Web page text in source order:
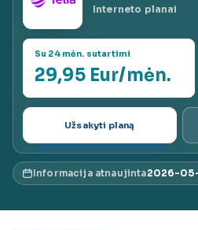
Interneto planai
Su 24 mėn. sutartimi
29,95 Eur/mėn.
Užsakyti planą
Informacija atnaujinta2026-